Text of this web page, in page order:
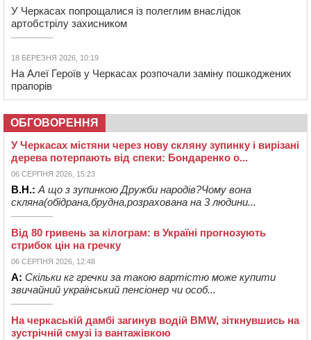
У Черкасах попрощалися із полеглим внаслідок
артобстрілу захисником
18 БЕРЕЗНЯ 2026, 10:19
На Алеї Героїв у Черкасах розпочали заміну пошкоджених
прапорів
ОБГОВОРЕННЯ
У Черкасах містяни через нову скляну зупинку і вирізані
дерева потерпають від спеки: Бондаренко о...
06 СЕРПНЯ 2026, 15:23
В.Н.: А що з зупинкою Дружби народів?Чому вона
скляна(обідрана,брудна,розрахована на 3 людини...
Від 80 гривень за кілограм: в Україні прогнозують
стрибок цін на гречку
06 СЕРПНЯ 2026, 12:48
А: Скільки кг гречки за такою вартістю може купити
звичайний український пенсіонер чи особ...
На черкаській дамбі загинув водій BMW, зіткнувшись на
зустрічній смузі із вантажівкою